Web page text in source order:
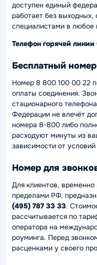
доступен единый
работает без выходных,
специалистами в любое
Телефон горячей
Бесплатный
Номер 8 800 100 00 22
оплаты соединения.
стационарного
Федерации не влечёт
номера 8-800 либо
расходуют минуты из
зависимости от
Номер для
Для клиентов,
пределами РФ,
(495) 787 33 33.
рассчитывается по
оператора на
роуминга. Перед
расценками у своего